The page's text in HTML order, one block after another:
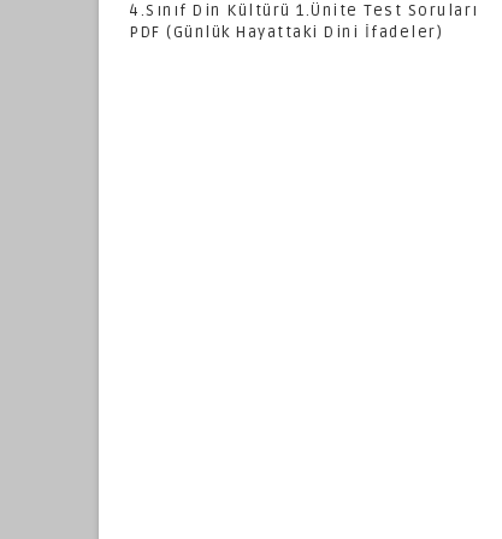
4.Sınıf Din Kültürü 1.Ünite Test Soruları
PDF (Günlük Hayattaki Dini İfadeler)